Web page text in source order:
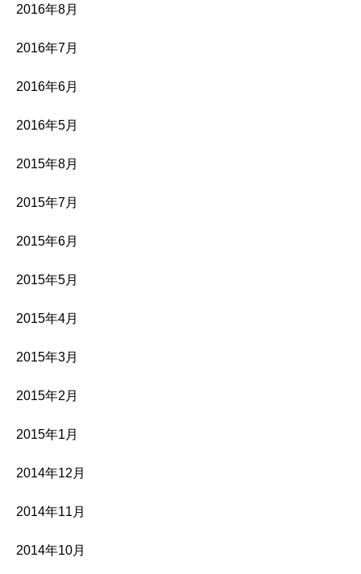
2016年8月
2016年7月
2016年6月
2016年5月
2015年8月
2015年7月
2015年6月
2015年5月
2015年4月
2015年3月
2015年2月
2015年1月
2014年12月
2014年11月
2014年10月